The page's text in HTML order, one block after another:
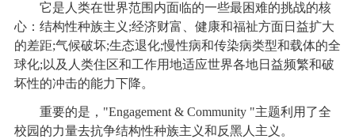
它是人类在世界范围内面临的一些最困难的挑战的核
心：结构性种族主义;经济财富、健康和福祉方面日益扩大
的差距;气候破坏;生态退化;慢性病和传染病类型和载体的全
球化;以及人类住区和工作用地适应世界各地日益频繁和破
坏性的冲击的能力下降。
重要的是，"Engagement & Community "主题利用了全
校园的力量去抗争结构性种族主义和反黑人主义。